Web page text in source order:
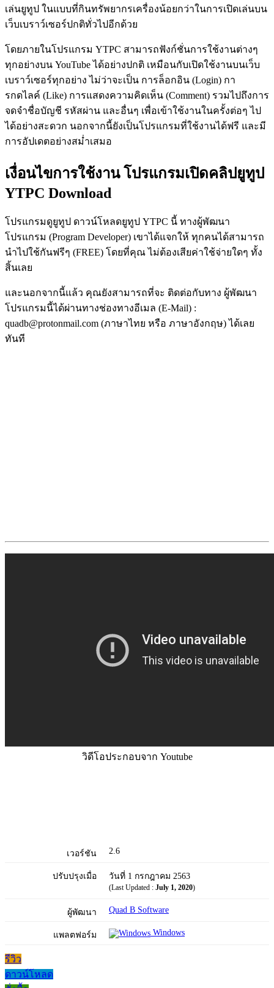
เล่นยูทูป ในแบบที่กินทรัพยากรเครื่องน้อยกว่าในการเปิดเล่นบน
เว็บเบราว์เซอร์ปกติทั่วไปอีกด้วย
โดยภายในโปรแกรม YTPC สามารถฟังก์ชั่นการใช้งานต่างๆ
ทุกอย่างบน YouTube ได้อย่างปกติ เหมือนกับเปิดใช้งานบนเว็บ
เบราว์เซอร์ทุกอย่าง ไม่ว่าจะเป็น การล็อกอิน (Login) กา
รกดไลค์ (Like) การแสดงความคิดเห็น (Comment) รวมไปถึงการ
จดจำชื่อบัญชี รหัสผ่าน และอื่นๆ เพื่อเข้าใช้งานในครั้งต่อๆ ไป
ได้อย่างสะดวก นอกจากนี้ยังเป็นโปรแกรมที่ใช้งานได้ฟรี และมี
การอัปเดตอย่างสม่ำเสมอ
เงื่อนไขการใช้งาน โปรแกรมเปิดคลิปยูทูป
YTPC Download
โปรแกรมดูยูทูป ดาวน์โหลดยูทูป YTPC นี้ ทางผู้พัฒนา
โปรแกรม (Program Developer) เขาได้แจกให้ ทุกคนได้สามารถ
นำไปใช้กันฟรีๆ (FREE) โดยที่คุณ ไม่ต้องเสียค่าใช้จ่ายใดๆ ทั้ง
สิ้นเลย
และนอกจากนี้แล้ว คุณยังสามารถที่จะ ติดต่อกับทาง ผู้พัฒนา
โปรแกรมนี้ได้ผ่านทางช่องทางอีเมล (E-Mail) :
quadb@protonmail.com (ภาษาไทย หรือ ภาษาอังกฤษ) ได้เลย
ทันที
วิดีโอประกอบจาก Youtube
เวอร์ชัน 2.6
ปรับปรุงเมื่อ วันที่ 1 กรกฎาคม 2563
(Last Updated : July 1, 2020)
ผู้พัฒนา Quad B Software
แพลตฟอร์ม Windows
รีวิว
ดาวน์โหลด